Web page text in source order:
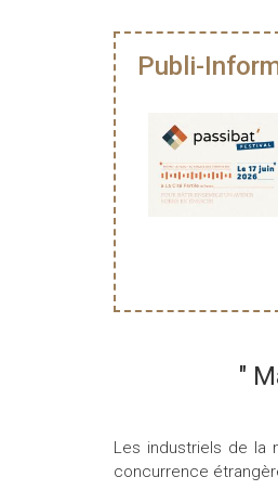
Publi-
"
Les industriels de la
concurrence